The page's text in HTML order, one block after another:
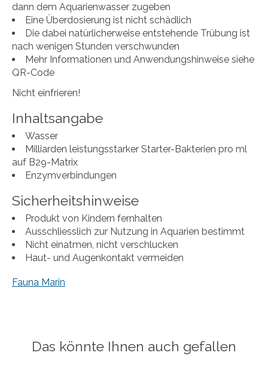
dann dem Aquarienwasser zugeben
Eine Überdosierung ist nicht schädlich
Die dabei natürlicherweise entstehende Trübung ist
nach wenigen Stunden verschwunden
Mehr Informationen und Anwendungshinweise siehe
QR-Code
Nicht einfrieren!
Inhaltsangabe
Wasser
Milliarden leistungsstarker Starter-Bakterien pro ml
auf B29-Matrix
Enzymverbindungen
Sicherheitshinweise
Produkt von Kindern fernhalten
Ausschliesslich zur Nutzung in Aquarien bestimmt
Nicht einatmen, nicht verschlucken
Haut- und Augenkontakt vermeiden
Fauna Marin
Das könnte Ihnen auch gefallen